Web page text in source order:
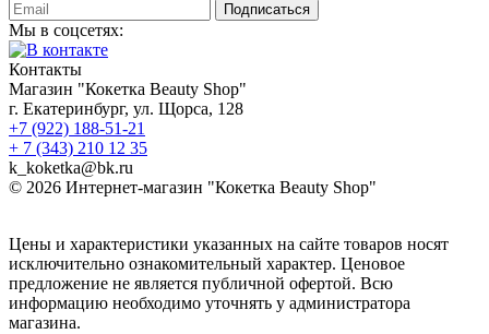
Подписаться
Мы в соцсетях:
Контакты
Магазин "Кокетка Beauty Shop"
г. Екатеринбург, ул. Щорса, 128
+7 (922) 188-51-21
+ 7 (343) 210 12 35
k_koketka@bk.ru
© 2026 Интернет-магазин "Кокетка Beauty Shop"
Цены и характеристики указанных на сайте товаров носят
исключительно ознакомительный характер. Ценовое
предложение не является публичной офертой. Всю
информацию необходимо уточнять у администратора
магазина.